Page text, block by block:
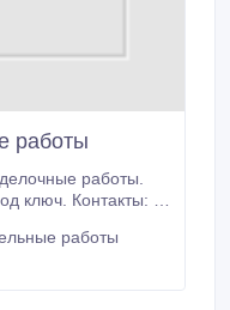
работы
работы.
г.
77 63, 37 91 39 Моб. 8 701 168 19 18.
работы